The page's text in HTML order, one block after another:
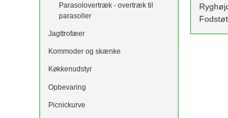
Parasolovertræk - overtræk til
parasoller
Jagttrofæer
Kommoder og skænke
Køkkenudstyr
Opbevaring
Picnickurve